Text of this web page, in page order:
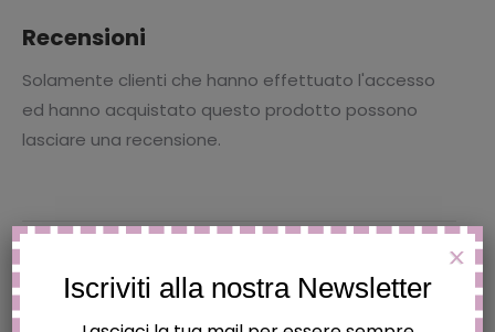
Recensioni
Solamente clienti che hanno effettuato l'accesso
ed hanno acquistato questo prodotto possono
lasciare una recensione.
Prodotti correlati
Iscriviti alla nostra Newsletter
X